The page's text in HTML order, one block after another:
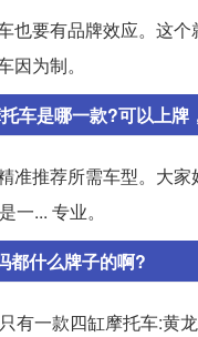
也要有品牌效应。这
因为制。
车是哪一款?可以上牌
准推荐所需车型。大
一... 专业。
都什么牌子的啊?
有一款四缸摩托车:黄